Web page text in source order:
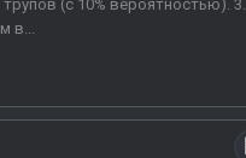
(с 10% вероятностью). 3.
в...